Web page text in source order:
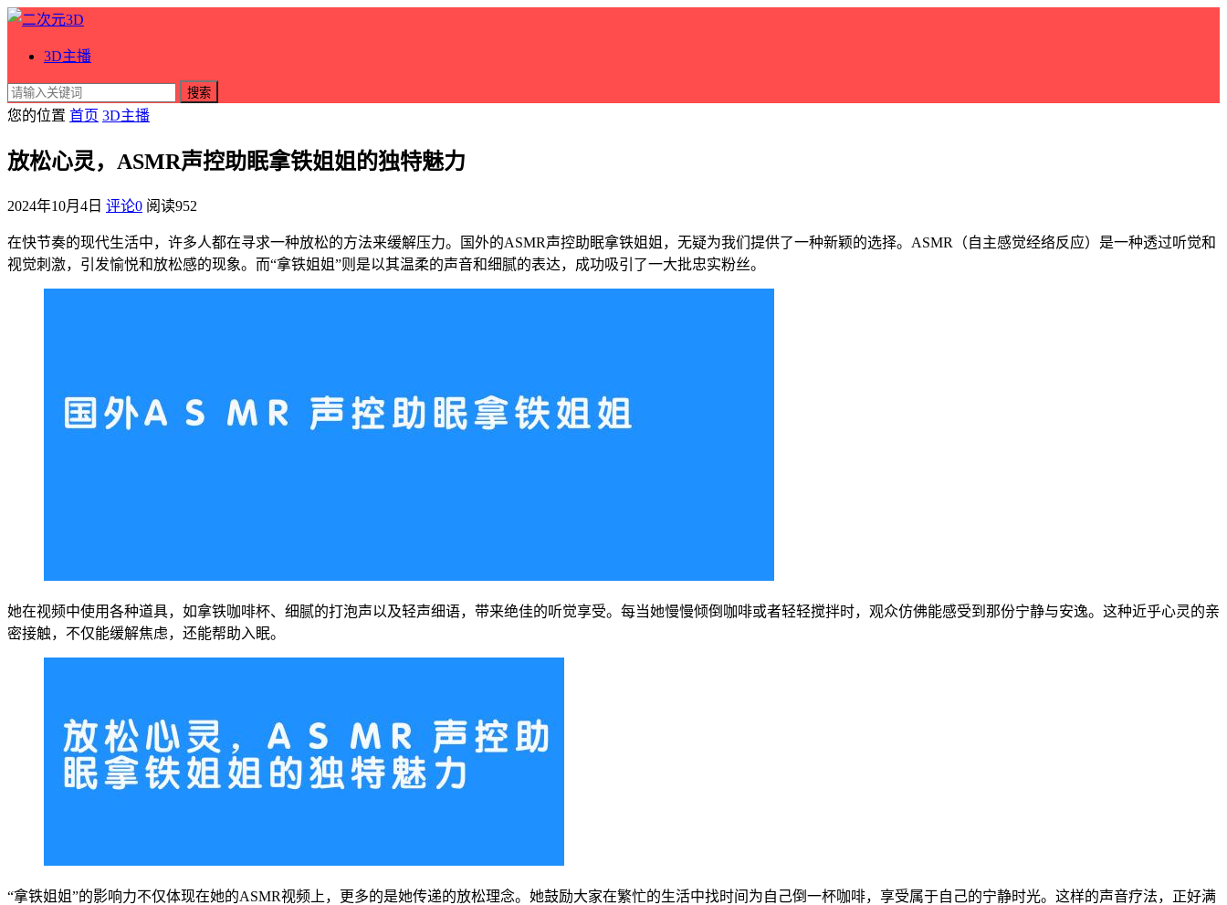
3D主播
搜索
您的位置 首页 3D主播
放松心灵，ASMR声控助眠拿铁姐姐的独特魅力
2024年10月4日 评论0 阅读952
在快节奏的现代生活中，许多人都在寻求一种放松的方法来缓解压力。国外的ASMR声控助眠拿铁姐姐，无疑为我们提供了一种新颖的选择。ASMR（自主感觉经络反应）是一种透过听觉和
视觉刺激，引发愉悦和放松感的现象。而“拿铁姐姐”则是以其温柔的声音和细腻的表达，成功吸引了一大批忠实粉丝。
她在视频中使用各种道具，如拿铁咖啡杯、细腻的打泡声以及轻声细语，带来绝佳的听觉享受。每当她慢慢倾倒咖啡或者轻轻搅拌时，观众仿佛能感受到那份宁静与安逸。这种近乎心灵的亲
密接触，不仅能缓解焦虑，还能帮助入眠。
“拿铁姐姐”的影响力不仅体现在她的ASMR视频上，更多的是她传递的放松理念。她鼓励大家在繁忙的生活中找时间为自己倒一杯咖啡，享受属于自己的宁静时光。这样的声音疗法，正好满